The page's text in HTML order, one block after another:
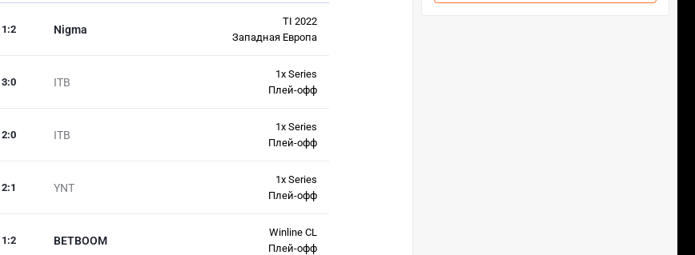
Nigma
1 :2
TI 2022
Западная Европа
ITB
3:0
1x Series
Плей-офф
ITB
2:0
1x Series
Плей-офф
YNT
2:1
1x Series
Плей-офф
BETBOOM
1 :2
Winline CL
Плей-офф